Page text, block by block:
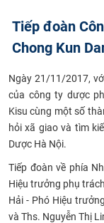
CƠ CẤU TỔ
ĐÀO TẠO
ĐẢM BẢO
KHOA HỌC
HTQT
Tiếp đoàn
Chong Kun
Ngày 21/11/2017,
của công ty dược
Kisu cùng một số
hỏi xã giao và tìm
Dược Hà Nội.
Tiếp đoàn về phía
Hiệu trưởng phụ
Hải - Phó Hiệu
và Ths. Nguyễn Thị